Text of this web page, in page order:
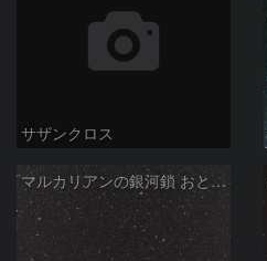
サザンクロス
マルカリアンの銀河鎖 おとめ座・ かみのけ座の銀河